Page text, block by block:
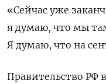
«Сейчас уже
я думаю, что мы
‌Я думаю, что на
Правительство РФ